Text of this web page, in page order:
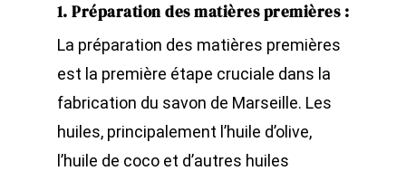
1. Préparation des matières premières :
La préparation des matières premières
est la première étape cruciale dans la
fabrication du savon de Marseille. Les
huiles, principalement l’huile d’olive,
l’huile de coco et d’autres huiles